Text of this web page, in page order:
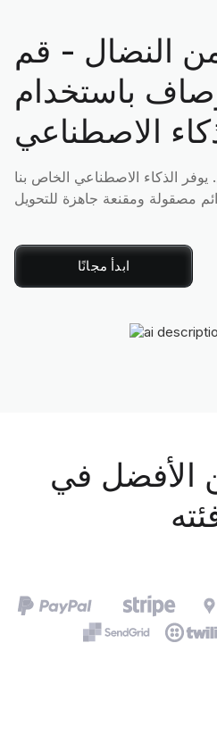
من النضال - قم
باستخدام
الاصطناعي
الذكاء الاصطناعي الخاص بنا
ابدأ مجانًا
الأفضل في